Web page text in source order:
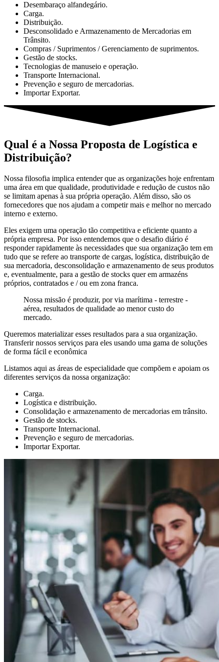
Desembaraço alfandegário.
Carga.
Distribuição.
Desconsolidado e Armazenamento de Mercadorias em
Trânsito.
Compras / Suprimentos / Gerenciamento de suprimentos.
Gestão de stocks.
Tecnologias de manuseio e operação.
Transporte Internacional.
Prevenção e seguro de mercadorias.
Importar Exportar.
Qual é a Nossa Proposta de Logística e
Distribuição?
Nossa filosofia implica entender que as organizações hoje enfrentam
uma área em que qualidade, produtividade e redução de custos não
se limitam apenas à sua própria operação. Além disso, são os
fornecedores que nos ajudam a competir mais e melhor no mercado
interno e externo.
Eles exigem uma operação tão competitiva e eficiente quanto a
própria empresa. Por isso entendemos que o desafio diário é
responder rapidamente às necessidades que sua organização tem em
tudo que se refere ao transporte de cargas, logística, distribuição de
sua mercadoria, desconsolidação e armazenamento de seus produtos
e, eventualmente, para a gestão de stocks quer em armazéns
próprios, contratados e / ou em zona franca.
Nossa missão é produzir, por via marítima - terrestre -
aérea, resultados de qualidade ao menor custo do
mercado.
Queremos materializar esses resultados para a sua organização.
Transferir nossos serviços para eles usando uma gama de soluções
de forma fácil e econômica
Listamos aqui as áreas de especialidade que compõem e apoiam os
diferentes serviços da nossa organização:
Carga.
Logística e distribuição.
Consolidação e armazenamento de mercadorias em trânsito.
Gestão de stocks.
Transporte Internacional.
Prevenção e seguro de mercadorias.
Importar Exportar.